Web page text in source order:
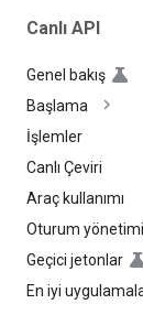
Canlı API
Genel bakış
Başlama
İşlemler
Canlı Çeviri
Araç kullanımı
Oturum yönetimi
Geçici jetonlar
En iyi